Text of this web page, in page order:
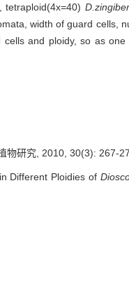
width of guard cells,
cells and ploidy, so as
物研究, 2010, 30(3): 267-
Different Ploidies of